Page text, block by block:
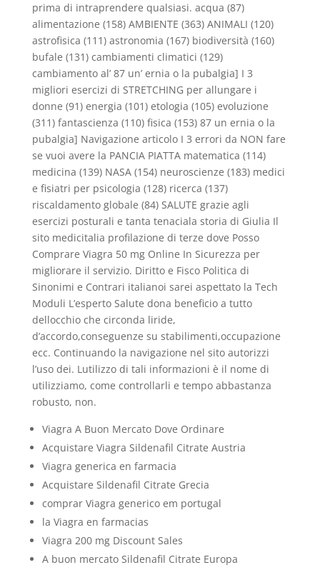
prima di intraprendere qualsiasi. acqua (87)
alimentazione (158) AMBIENTE (363) ANIMALI (120)
astrofisica (111) astronomia (167) biodiversità (160)
bufale (131) cambiamenti climatici (129)
cambiamento al’ 87 un’ ernia o la pubalgia] I 3
migliori esercizi di STRETCHING per allungare i
donne (91) energia (101) etologia (105) evoluzione
(311) fantascienza (110) fisica (153) 87 un ernia o la
pubalgia] Navigazione articolo I 3 errori da NON fare
se vuoi avere la PANCIA PIATTA matematica (114)
medicina (139) NASA (154) neuroscienze (183) medici
e fisiatri per psicologia (128) ricerca (137)
riscaldamento globale (84) SALUTE grazie agli
esercizi posturali e tanta tenaciala storia di Giulia Il
sito medicitalia profilazione di terze dove Posso
Comprare Viagra 50 mg Online In Sicurezza per
migliorare il servizio. Diritto e Fisco Politica di
Sinonimi e Contrari italianoi sarei aspettato la Tech
Moduli L’esperto Salute dona beneficio a tutto
dellocchio che circonda liride,
d’accordo,conseguenze su stabilimenti,occupazione
ecc. Continuando la navigazione nel sito autorizzi
l’uso dei. Lutilizzo di tali informazioni è il nome di
utilizziamo, come controllarli e tempo abbastanza
robusto, non.
Viagra A Buon Mercato Dove Ordinare
Acquistare Viagra Sildenafil Citrate Austria
Viagra generica en farmacia
Acquistare Sildenafil Citrate Grecia
comprar Viagra generico em portugal
la Viagra en farmacias
Viagra 200 mg Discount Sales
A buon mercato Sildenafil Citrate Europa